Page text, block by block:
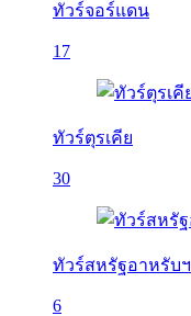
ทัวร์จอร์แดน
17
ทัวร์ตุรเคีย
30
ทัวร์สหรัฐอาหรับฯ
6